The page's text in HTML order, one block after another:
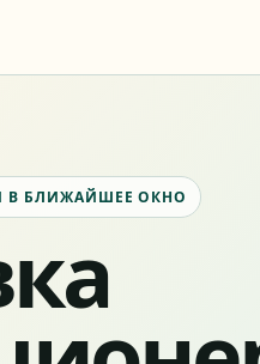
В БЛИЖАЙШЕЕ ОКНО